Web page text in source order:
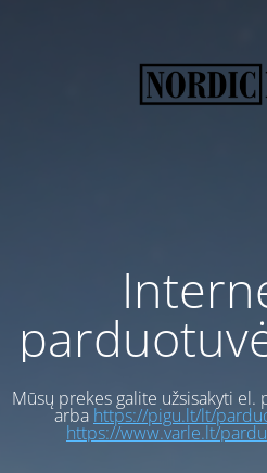
Mūsų prekes galite užsisakyti el.
arba https://pigu.lt/lt/
https://www.varle.lt/